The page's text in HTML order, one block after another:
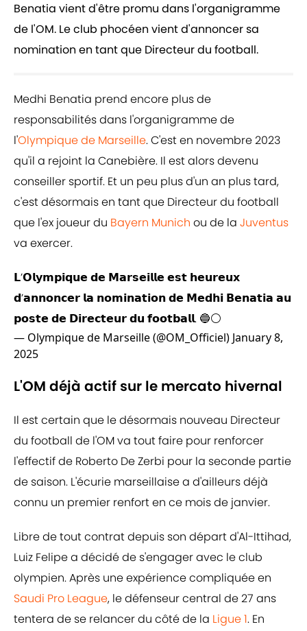
Benatia vient d'être promu dans l'organigramme
de l'OM. Le club phocéen vient d'annoncer sa
nomination en tant que Directeur du football.
Medhi Benatia prend encore plus de
responsabilités dans l'organigramme de
l'Olympique de Marseille. C'est en novembre 2023
qu'il a rejoint la Canebière. Il est alors devenu
conseiller sportif. Et un peu plus d'un an plus tard,
c'est désormais en tant que Directeur du football
que l'ex joueur du Bayern Munich ou de la Juventus
va exercer.
𝗟’𝗢𝗹𝘆𝗺𝗽𝗶𝗾𝘂𝗲 𝗱𝗲 𝗠𝗮𝗿𝘀𝗲𝗶𝗹𝗹𝗲 𝗲𝘀𝘁 𝗵𝗲𝘂𝗿𝗲𝘂𝘅
𝗱’𝗮𝗻𝗻𝗼𝗻𝗰𝗲𝗿 𝗹𝗮 𝗻𝗼𝗺𝗶𝗻𝗮𝘁𝗶𝗼𝗻 𝗱𝗲 𝗠𝗲𝗱𝗵𝗶 𝗕𝗲𝗻𝗮𝘁𝗶𝗮 𝗮𝘂
𝗽𝗼𝘀𝘁𝗲 𝗱𝗲 𝗗𝗶𝗿𝗲𝗰𝘁𝗲𝘂𝗿 𝗱𝘂 𝗳𝗼𝗼𝘁𝗯𝗮𝗹𝗹. 🔵⚪️
— Olympique de Marseille (@OM_Officiel) January 8,
2025
L'OM déjà actif sur le mercato hivernal
Il est certain que le désormais nouveau Directeur
du football de l'OM va tout faire pour renforcer
l'effectif de Roberto De Zerbi pour la seconde partie
de saison. L'écurie marseillaise a d'ailleurs déjà
connu un premier renfort en ce mois de janvier.
Libre de tout contrat depuis son départ d'Al-Ittihad,
Luiz Felipe a décidé de s'engager avec le club
olympien. Après une expérience compliquée en
Saudi Pro League, le défenseur central de 27 ans
tentera de se relancer du côté de la Ligue 1. En